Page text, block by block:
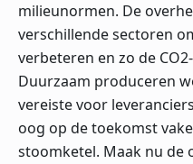
milieunormen. De
verschillende sectoren
verbeteren en zo de
Duurzaam produceren
vereiste voor
oog op de toekomst
stoomketel. Maak nu de